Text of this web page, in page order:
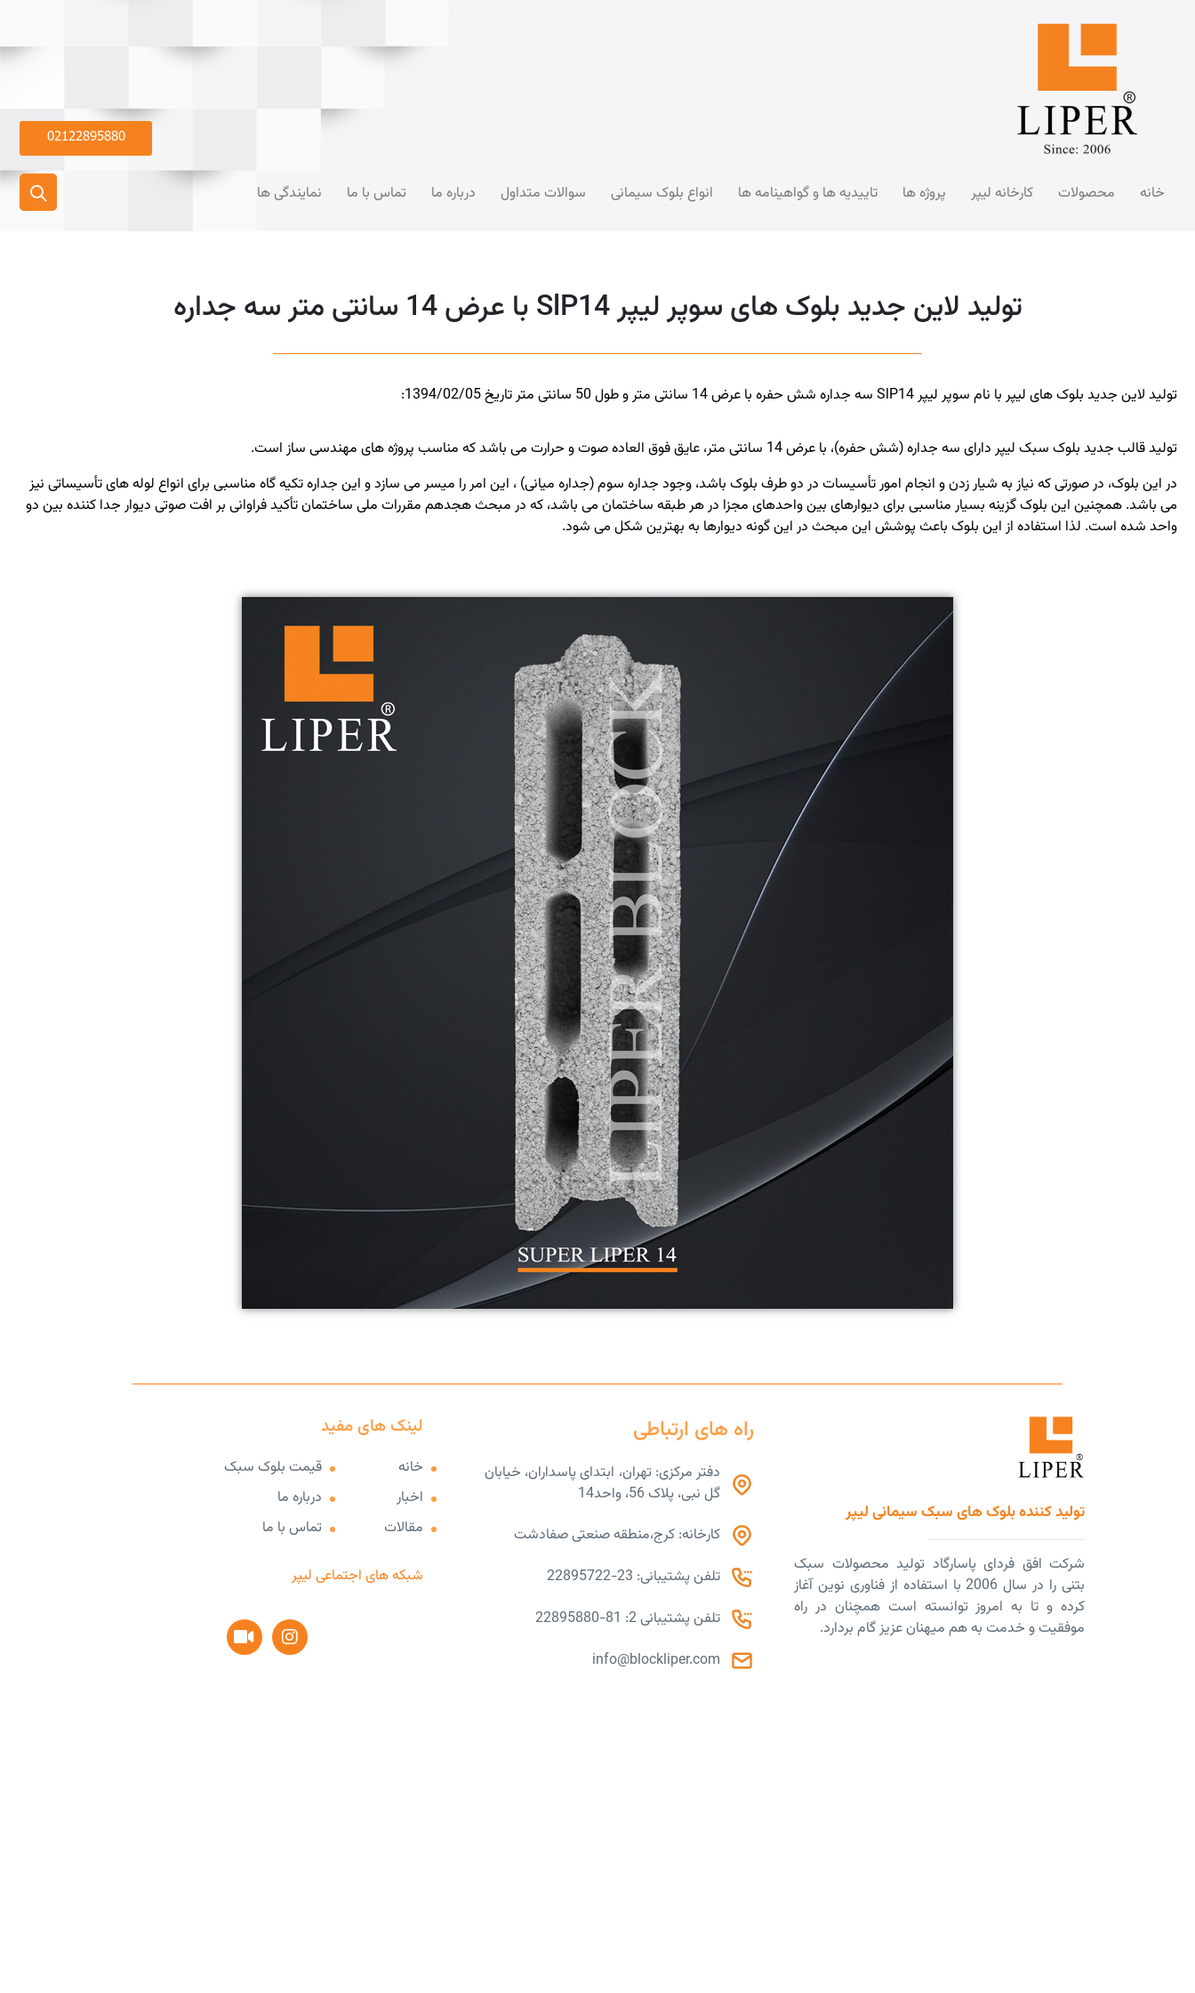
02122895880
خانه محصولات کارخانه لیپر پروژه ها تاییدیه ها و گواهینامه ها انواع بلوک سیمانی سوالات متداول درباره ما تماس با ما نمایندگی ها
تولید لاین جدید بلوک های سوپر لیپر SlP14 با عرض 14 سانتی متر سه جداره
تولید لاین جدید بلوک های لیپر با نام سوپر لیپر SlP14 سه جداره شش حفره با عرض 14 سانتی متر و طول 50 سانتی متر تاریخ 1394/02/05:
تولید قالب جدید بلوک سبک لیپر دارای سه جداره (شش حفره)، با عرض 14 سانتی متر، عایق فوق العاده صوت و حرارت می باشد که مناسب پروژه های مهندسی ساز است.
در این بلوک، در صورتی که نیاز به شیار زدن و انجام امور تأسیسات در دو طرف بلوک باشد، وجود جداره سوم (جداره میانی) ، این امر را میسر می سازد و این جداره تکیه گاه مناسبی برای انواع لوله های تأسیساتی نیز
می باشد. همچنین این بلوک گزینه بسیار مناسبی برای دیوارهای بین واحدهای مجزا در هر طبقه ساختمان می باشد، که در مبحث هجدهم مقررات ملی ساختمان تأکید فراوانی بر افت صوتی دیوار جدا کننده بین دو
واحد شده است. لذا استفاده از این بلوک باعث پوشش این مبحث در این گونه دیوارها به بهترین شکل می شود.
تولید کننده بلوک های سبک سیمانی لیپر
شرکت افق فردای پاسارگاد تولید محصولات سبک
بتنی را در سال 2006 با استفاده از فناوری نوین آغاز
کرده و تا به امروز توانسته است همچنان در راه
موفقیت و خدمت به هم میهنان عزیز گام بردارد.
راه های ارتباطی
دفتر مرکزی: تهران، ابتدای پاسداران، خیابان
گل نبی، پلاک 56، واحد14
کارخانه: کرج،منطقه صنعتی صفادشت
تلفن پشتیبانی: 23-22895722
تلفن پشتیبانی 2: 81-22895880
info@blockliper.com
لینک های مفید
خانه
اخبار
مقالات
قیمت بلوک سبک
درباره ما
تماس با ما
شبکه های اجتماعی لیپر